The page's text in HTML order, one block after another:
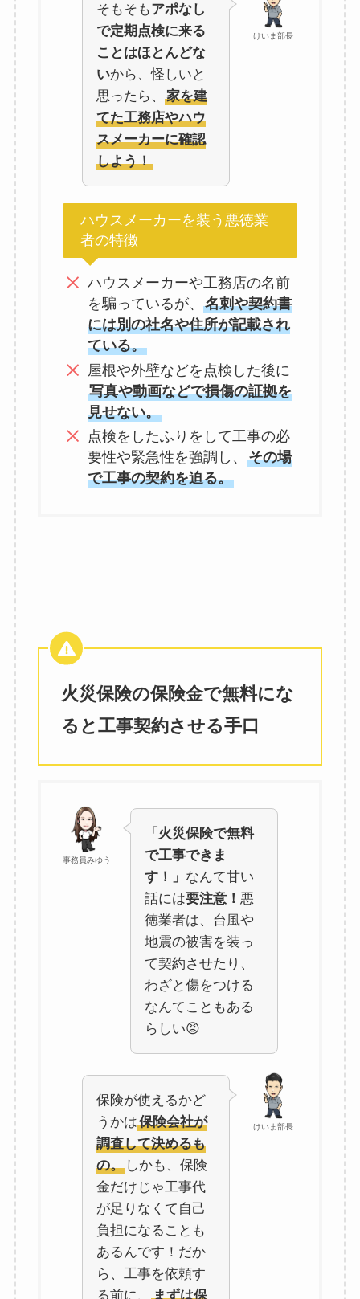
けいま部長
そもそもアポなし
で定期点検に来る
ことはほとんどな
いから、怪しいと
思ったら、
家を建
てた工務店やハウ
スメーカーに確認
しよう！
ハウスメーカーを装う悪徳業
者の特徴
ハウスメーカーや工務店の名前
を騙っているが、 名刺や契約書
には別の社名や住所が記載され
ている。
屋根や外壁などを点検した後に
写真や動画などで損傷の証拠を
見せない。
点検をしたふりをして工事の必
要性や緊急性を強調し、 その場
で工事の契約を迫る。
火災保険の保険金で無料にな
ると工事契約させる手口
事務員みゆう
「火災保険で無料
で工事できま
す！」 なんて甘い
話には要注意！ 悪
徳業者は、台風や
地震の被害を装っ
て契約させたり、
わざと傷をつける
なんてこともある
らしい😡
けいま部長
保険が使えるかど
うかは保険会社が
調査して決めるも
の。しかも、保険
金だけじゃ工事代
が足りなくて自己
負担になることも
あるんです！だか
ら、工事を依頼す
る前に、
まずは保